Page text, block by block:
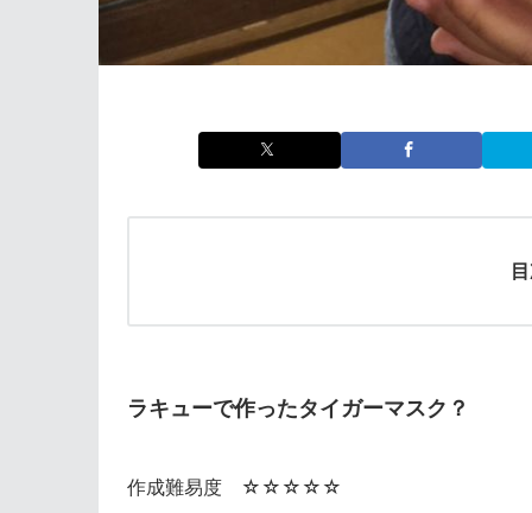
ラキューで作ったタイガーマスク？
作成難易度 ☆☆☆☆☆